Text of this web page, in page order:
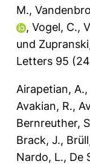
M.,
, Vogel, C.,
und
Letters 95
Airapetian, A.,
Avakian, R.,
Bernreuther,
Brack, J.,
Nardo, L., De